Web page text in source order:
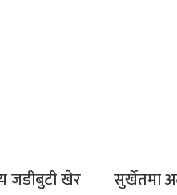
जडीबुटी खेर सुर्खेतमा